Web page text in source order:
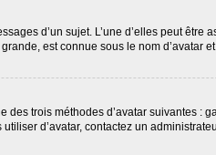
d’un sujet. L’une d’elles peut
est connue sous le nom d’avatar
trois méthodes d’avatar suivantes :
d’avatar, contactez un